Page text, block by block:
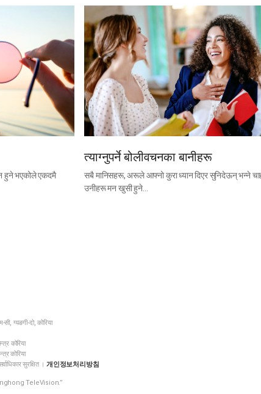
हुने भएकोले एकदमै
त्याग्नुपर्ने बोलीवचनका बानीहरू
सबै मानिसहरू, अरूले आफ्नो कुरा ध्यान दिएर सुनिदेऊन् भन्ने
उनीहरू मन खुसी हुने…
ग्यङगी-दो, कोरिया
कोरिया
कोरिया
सुरक्षित । 개인정보처리방침
TeleVision.”